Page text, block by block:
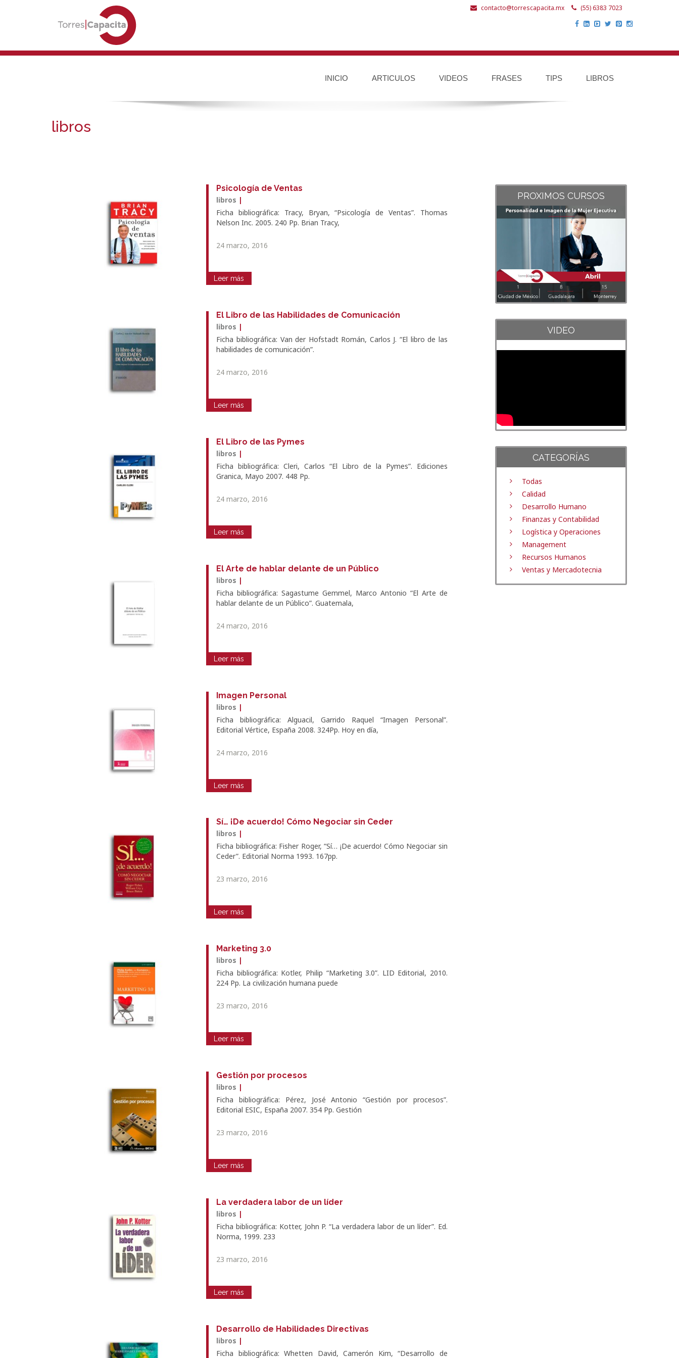
contacto@torrescapacita.mx (55) 6383 7023
INICIO ARTICULOS VIDEOS FRASES TIPS LIBROS
libros
Psicología de Ventas
libros |
Ficha bibliográfica: Tracy, Bryan, “Psicología de Ventas”. Thomas
Nelson Inc. 2005. 240 Pp. Brian Tracy,
24 marzo, 2016
Leer más
El Libro de las Habilidades de Comunicación
libros |
Ficha bibliográfica: Van der Hofstadt Román, Carlos J. “El libro de las
habilidades de comunicación”.
24 marzo, 2016
Leer más
El Libro de las Pymes
libros |
Ficha bibliográfica: Cleri, Carlos “El Libro de la Pymes”. Ediciones
Granica, Mayo 2007. 448 Pp.
24 marzo, 2016
Leer más
El Arte de hablar delante de un Público
libros |
Ficha bibliográfica: Sagastume Gemmel, Marco Antonio “El Arte de
hablar delante de un Público”. Guatemala,
24 marzo, 2016
Leer más
Imagen Personal
libros |
Ficha bibliográfica: Alguacil, Garrido Raquel “Imagen Personal”.
Editorial Vértice, España 2008. 324Pp. Hoy en día,
24 marzo, 2016
Leer más
Sí… ¡De acuerdo! Cómo Negociar sin Ceder
libros |
Ficha bibliográfica: Fisher Roger, “Sí… ¡De acuerdo! Cómo Negociar sin
Ceder”. Editorial Norma 1993. 167pp.
23 marzo, 2016
Leer más
Marketing 3.0
libros |
Ficha bibliográfica: Kotler, Philip “Marketing 3.0”. LID Editorial, 2010.
224 Pp. La civilización humana puede
23 marzo, 2016
Leer más
Gestión por procesos
libros |
Ficha bibliográfica: Pérez, José Antonio “Gestión por procesos”.
Editorial ESIC, España 2007. 354 Pp. Gestión
23 marzo, 2016
Leer más
La verdadera labor de un líder
libros |
Ficha bibliográfica: Kotter, John P. “La verdadera labor de un líder”. Ed.
Norma, 1999. 233
23 marzo, 2016
Leer más
Desarrollo de Habilidades Directivas
libros |
Ficha bibliográfica: Whetten David, Camerón Kim, “Desarrollo de
PROXIMOS CURSOS
VIDEO
CATEGORÍAS
Todas
Calidad
Desarrollo Humano
Finanzas y Contabilidad
Logística y Operaciones
Management
Recursos Humanos
Ventas y Mercadotecnia